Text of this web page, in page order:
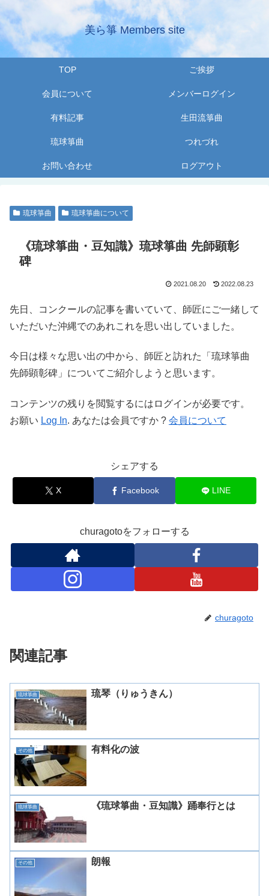
美ら箏 Members site
TOP ご挨拶
会員について メンバーログイン
有料記事 生田流箏曲
琉球箏曲 つれづれ
お問い合わせ ログアウト
琉球箏曲 琉球箏曲について
《琉球箏曲・豆知識》琉球箏曲 先師顕彰
碑
2021.08.20 2022.08.23
先日、コンクールの記事を書いていて、師匠にご一緒して
いただいた沖縄でのあれこれを思い出していました。
今日は様々な思い出の中から、師匠と訪れた「琉球箏曲
先師顕彰碑」についてご紹介しようと思います。
コンテンツの残りを閲覧するにはログインが必要です。
お願い Log In. あなたは会員ですか ? 会員について
シェアする
X Facebook LINE
churagotoをフォローする
churagoto
関連記事
琉球箏曲 琉琴（りゅうきん）
その他 有料化の波
琉球箏曲 《琉球箏曲・豆知識》踊奉行とは
その他 朗報